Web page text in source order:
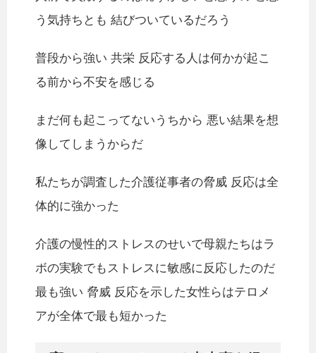
う気持ちとも 結びついているだろう
普段から強い 共栄 反応する人は何かが起こ
る前から不安を感じる
まだ何も起こってないうちから 悪い結果を想
像してしまうからだ
私たちが調査した介護従事者の脅威 反応は全
体的に強かった
介護の慢性的ストレスのせいで母親たちはラ
ボの実験でもストレスに敏感に反応したのだ
最も強い 脅威 反応を示した女性らはテロメ
アが全体で最も短かった